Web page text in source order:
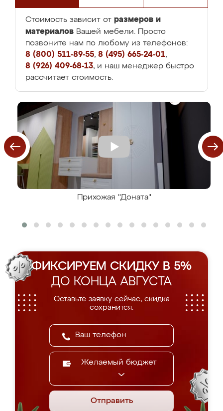
Стоимость зависит от размеров и
материалов Вашей мебели. Просто
позвоните нам по любому из телефонов:
8 (800) 511-89-55, 8 (495) 665-24-01,
8 (926) 409-68-13, и наш менеджер быстро
рассчитает стоимость.
Прихожая "Доната"
ФИКСИРУЕМ СКИДКУ В 5%
ДО КОНЦА АВГУСТА
Оставьте заявку сейчас, скидка
сохранится.
Желаемый бюджет
Отправить